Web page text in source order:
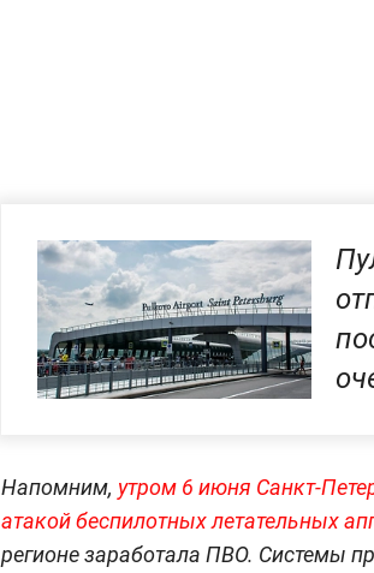
Напомним, утром 6 июня Санкт-
атакой беспилотных летательных
регионе заработала ПВО. Системы